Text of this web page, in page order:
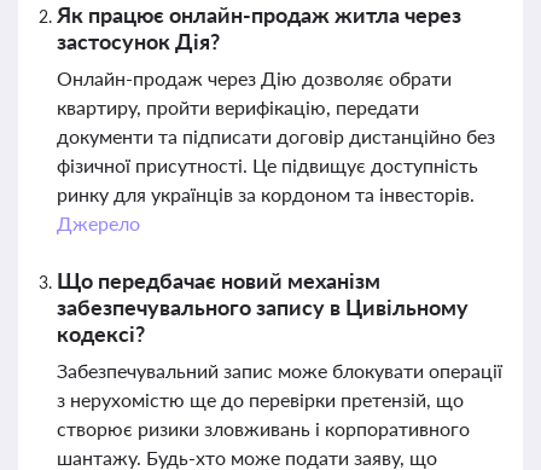
Як працює онлайн-продаж житла через
застосунок Дія?
Онлайн-продаж через Дію дозволяє обрати
квартиру, пройти верифікацію, передати
документи та підписати договір дистанційно без
фізичної присутності. Це підвищує доступність
ринку для українців за кордоном та інвесторів.
Джерело
Що передбачає новий механізм
забезпечувального запису в Цивільному
кодексі?
Забезпечувальний запис може блокувати операції
з нерухомістю ще до перевірки претензій, що
створює ризики зловживань і корпоративного
шантажу. Будь-хто може подати заяву, що